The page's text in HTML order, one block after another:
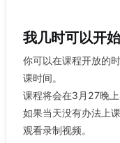
我几时可以开
你可以在课程开放的
课时间。
课程将会在3月27晚上
如果当天没有办法上
观看录制视频。